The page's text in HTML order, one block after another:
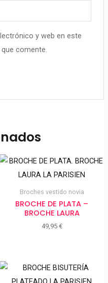
y web en este
comente.
Broches vestido novia
BROCHE DE PLATA –
BROCHE LAURA
49,95 €